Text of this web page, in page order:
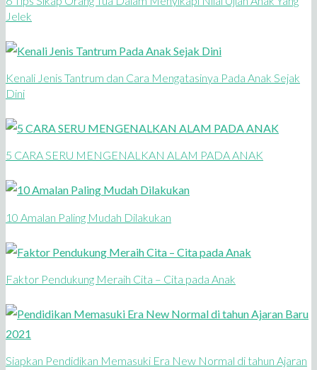
Jelek
Kenali Jenis Tantrum dan Cara Mengatasinya Pada Anak Sejak
Dini
5 CARA SERU MENGENALKAN ALAM PADA ANAK
10 Amalan Paling Mudah Dilakukan
Faktor Pendukung Meraih Cita – Cita pada Anak
Siapkan Pendidikan Memasuki Era New Normal di tahun Ajaran